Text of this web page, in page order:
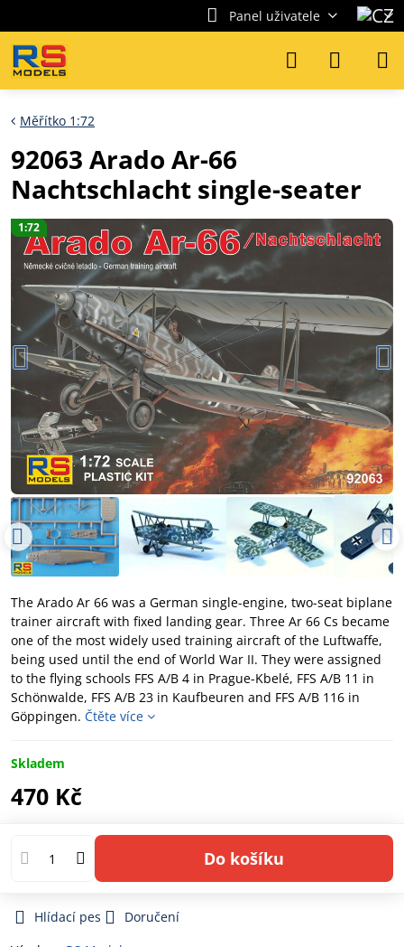
Panel uživatele
1:72
Měřítko 1:72
92063 Arado Ar-66
Nachtschlacht single-seater
The Arado Ar 66 was a German single-engine, two-seat biplane
trainer aircraft with fixed landing gear. Three Ar 66 Cs became
one of the most widely used training aircraft of the Luftwaffe,
being used until the end of World War II. They were assigned
to the flying schools FFS A/B 4 in Prague-Kbelé, FFS A/B 11 in
Schönwalde, FFS A/B 23 in Kaufbeuren and FFS A/B 116 in
Göppingen. Čtěte více
Skladem
470 Kč
Do košíku
Hlídací pes
Doručení